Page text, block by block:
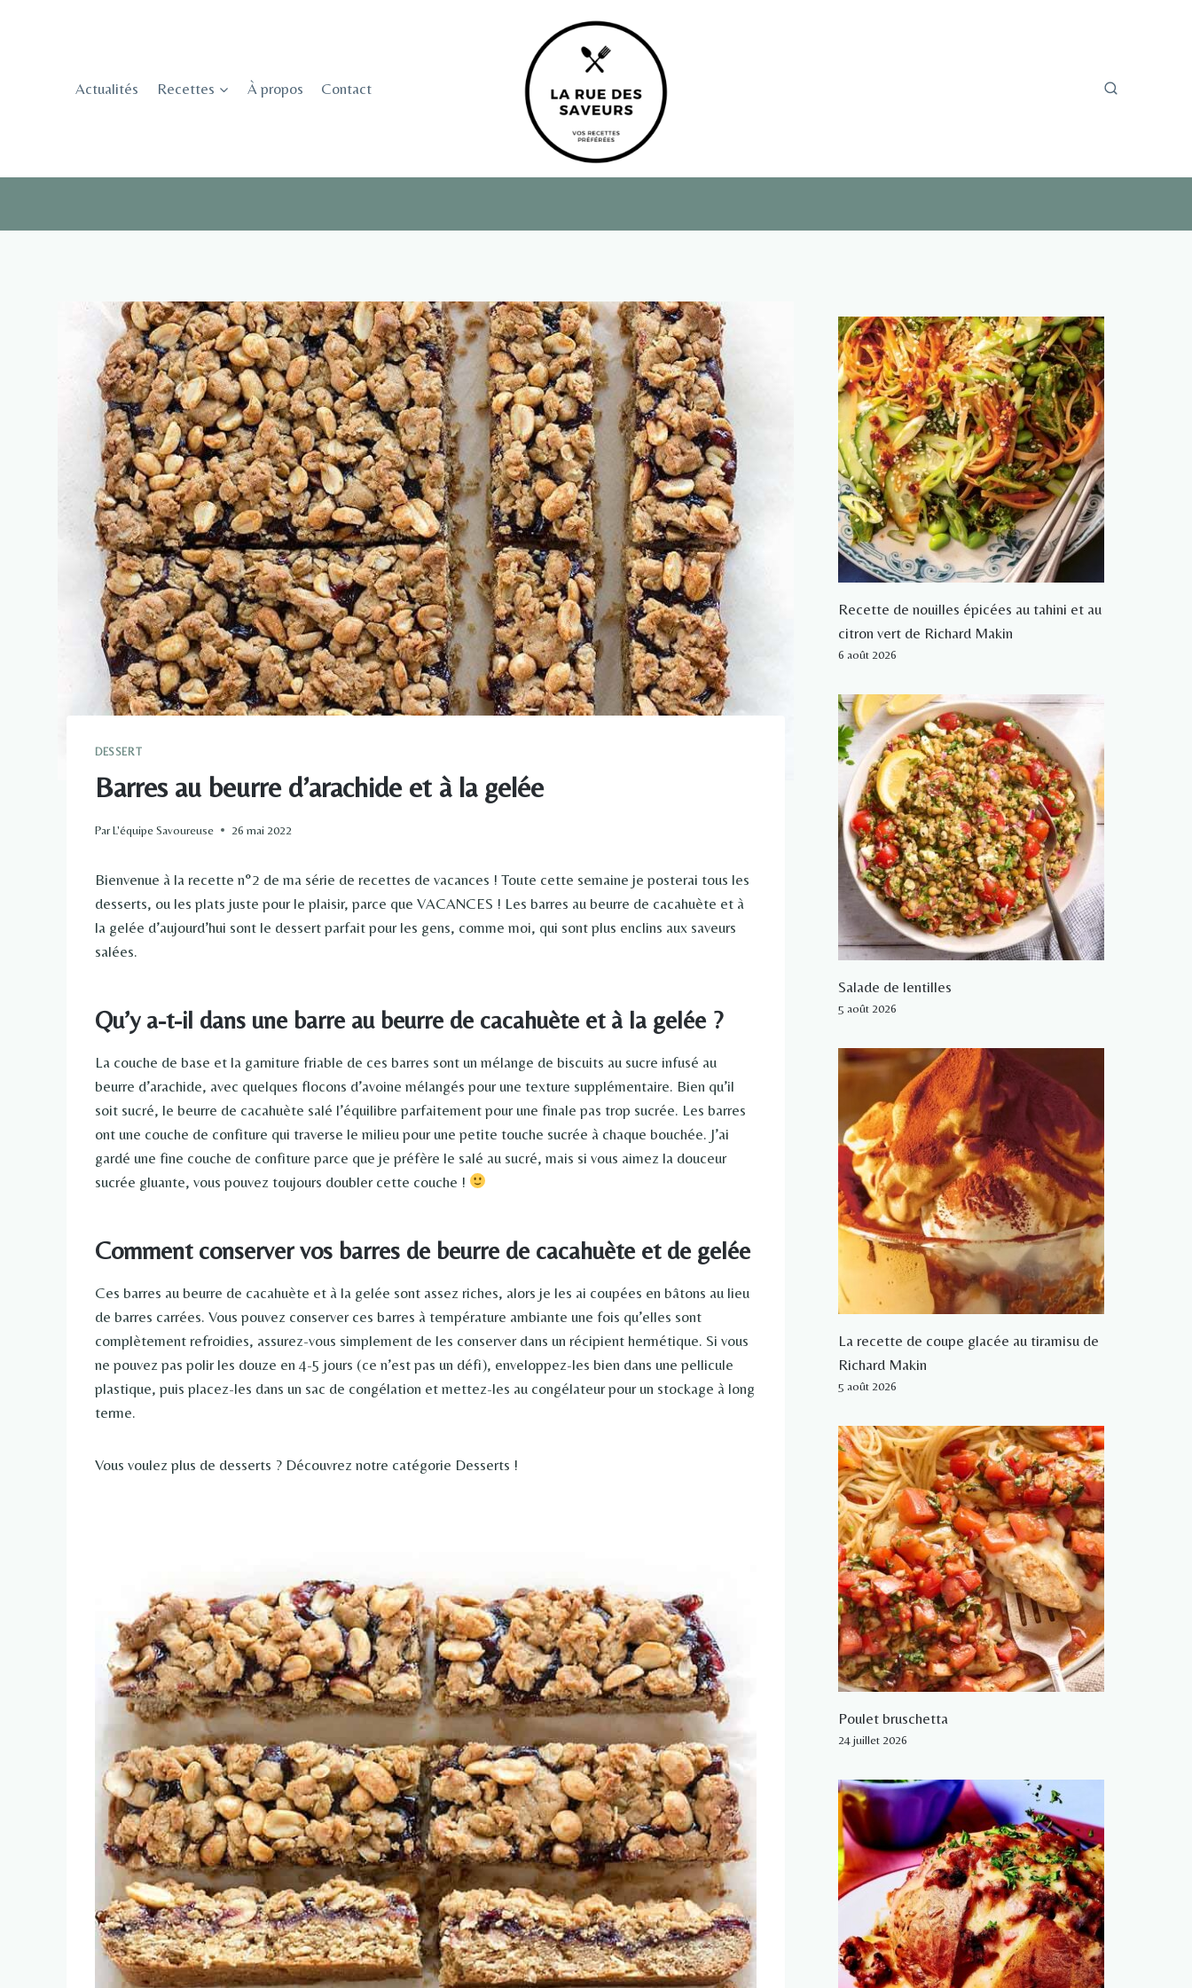
Actualités
Recettes À propos Contact
DESSERT
Barres au beurre d’arachide et à la gelée
ParL'équipe Savoureuse 26 mai 2022
Bienvenue à la recette n°2 de ma série de recettes de vacances ! Toute cette semaine je posterai tous les
desserts, ou les plats juste pour le plaisir, parce que VACANCES ! Les barres au beurre de cacahuète et à
la gelée d’aujourd’hui sont le dessert parfait pour les gens, comme moi, qui sont plus enclins aux saveurs
salées.
Qu’y a-t-il dans une barre au beurre de cacahuète et à la gelée ?
La couche de base et la garniture friable de ces barres sont un mélange de biscuits au sucre infusé au
beurre d’arachide, avec quelques flocons d’avoine mélangés pour une texture supplémentaire. Bien qu’il
soit sucré, le beurre de cacahuète salé l’équilibre parfaitement pour une finale pas trop sucrée. Les barres
ont une couche de confiture qui traverse le milieu pour une petite touche sucrée à chaque bouchée. J’ai
gardé une fine couche de confiture parce que je préfère le salé au sucré, mais si vous aimez la douceur
sucrée gluante, vous pouvez toujours doubler cette couche !
Comment conserver vos barres de beurre de cacahuète et de gelée
Ces barres au beurre de cacahuète et à la gelée sont assez riches, alors je les ai coupées en bâtons au lieu
de barres carrées. Vous pouvez conserver ces barres à température ambiante une fois qu’elles sont
complètement refroidies, assurez-vous simplement de les conserver dans un récipient hermétique. Si vous
ne pouvez pas polir les douze en 4-5 jours (ce n’est pas un défi), enveloppez-les bien dans une pellicule
plastique, puis placez-les dans un sac de congélation et mettez-les au congélateur pour un stockage à long
terme.
Vous voulez plus de desserts ? Découvrez notre catégorie Desserts !
Recette de nouilles épicées au tahini et au
citron vert de Richard Makin
6 août 2026
Salade de lentilles
5 août 2026
La recette de coupe glacée au tiramisu de
Richard Makin
5 août 2026
Poulet bruschetta
24 juillet 2026